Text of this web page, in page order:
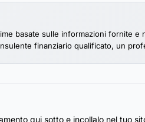
basate sulle informazioni fornite
finanziario qualificato, un
qui sotto e incollalo nel tuo